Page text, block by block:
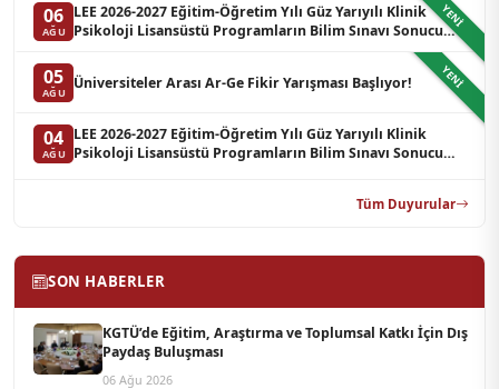
YENI
06
AĞU
LEE 2026-2027 Eğitim-Öğretim Yılı Güz Yarıyılı Klinik
Psikoloji Lisansüstü Programların Bilim Sınavı Sonucu
YENI
05
AĞU
Üniversiteler Arası Ar-Ge Fikir Yarışması Başlıyor!
04
AĞU
LEE 2026-2027 Eğitim-Öğretim Yılı Güz Yarıyılı Klinik
Psikoloji Lisansüstü Programların Bilim Sınavı Sonucu
Tüm Duyurular
SON HABERLER
KGTÜ’de Eğitim, Araştırma ve Toplumsal Katkı İçin Dış
Paydaş Buluşması
06 Ağu 2026